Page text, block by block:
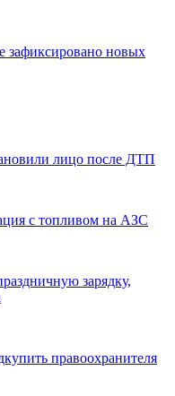
зафиксировано новых
лицо после ДТП
с топливом на АЗС
зарядку,
правоохранителя